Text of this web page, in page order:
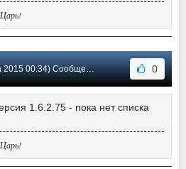
00:34) Сообщение #113 0
1.6.2.75 - пока нет списка